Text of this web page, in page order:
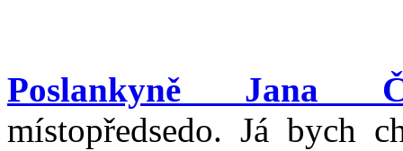
Poslankyně Jana
místopředsedo. Já bych